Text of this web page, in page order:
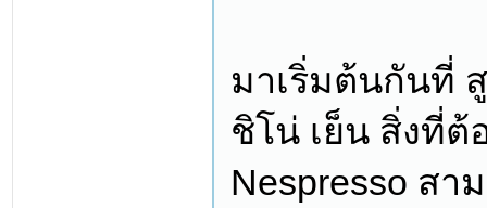
มาเริ่มต้นกันที่
ชิโน่ เย็น สิ่งที่
Nespresso สา